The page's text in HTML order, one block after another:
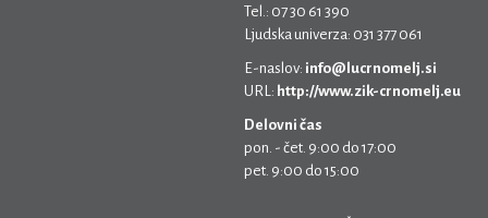
Tel.: 07 30 61 390
Ljudska univerza: 031 377 061
E-naslov: info@lucrnomelj.si
URL: http://www.zik-crnomelj.eu
Delovni čas
pon. - čet. 9:00 do 17:00
pet. 9:00 do 15:00